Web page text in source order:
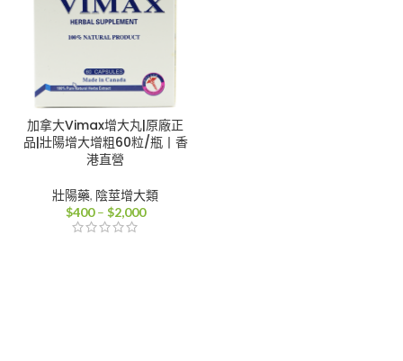
加拿大Vimax增大丸|原廠正
品|壯陽增大增粗60粒/瓶丨香
港直營
壯陽藥, 陰莖增大類
$400 – $2,000價